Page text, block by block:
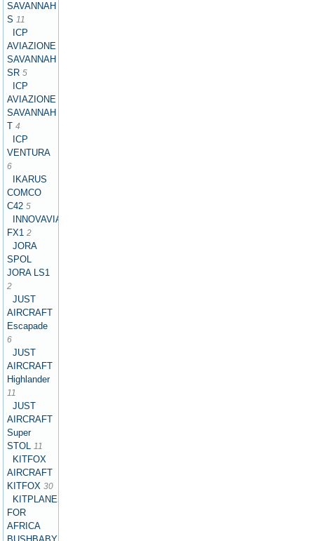
SAVANNAH
S 11
ICP
AVIAZIONE
SAVANNAH
SR 5
ICP
AVIAZIONE
SAVANNAH
T 4
ICP
VENTURA
6
IKARUS
COMCO
C42 5
INNOVAVIATION
FX1 2
JORA
SPOL
JORA LS1
2
JUST
AIRCRAFT
Escapade
6
JUST
AIRCRAFT
Highlander
11
JUST
AIRCRAFT
Super
STOL 11
KITFOX
AIRCRAFT
KITFOX 30
KITPLANES
FOR
AFRICA